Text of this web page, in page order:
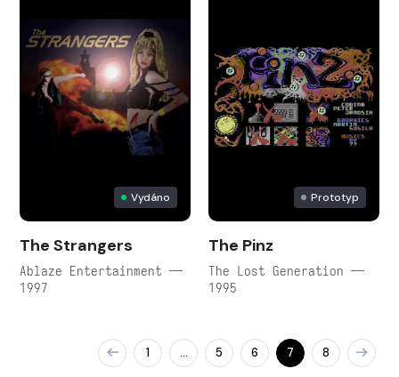
Vydáno
The Strangers
Ablaze Entertainment —
1997
Prototyp
The Pinz
The Lost Generation —
1995
1 … 5 6 7 8